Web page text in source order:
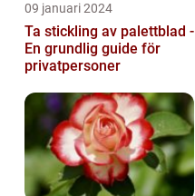
09 januari 2024
Ta stickling av palettblad -
En grundlig guide för
privatpersoner